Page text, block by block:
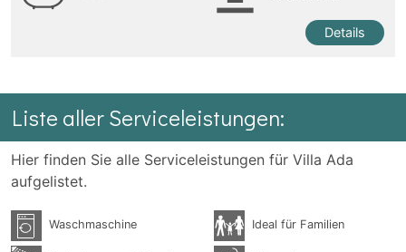
Details
Liste aller Serviceleistungen:
Hier finden Sie alle Serviceleistungen für Villa Ada
aufgelistet.
Waschmaschine Ideal für Familien